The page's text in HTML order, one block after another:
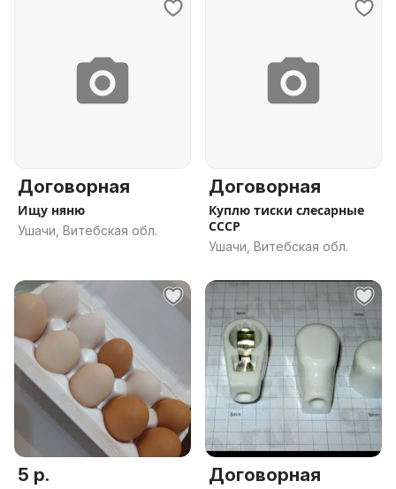
Договорная
Ищу няню
Ушачи, Витебская обл.
Договорная
Куплю тиски слесарные
СССР
Ушачи, Витебская обл.
5 р. Договорная